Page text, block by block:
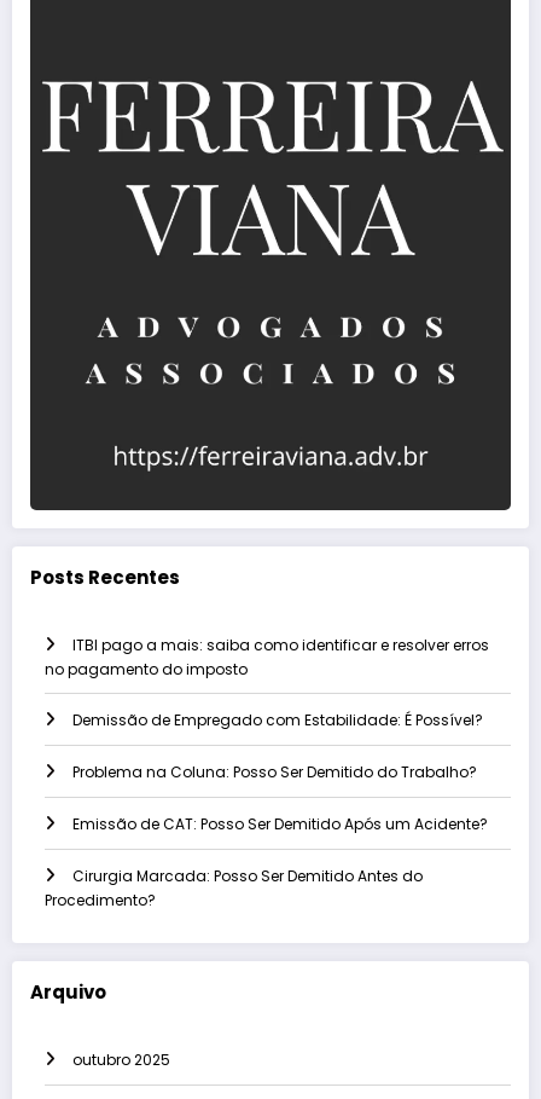
Posts Recentes
ITBI pago a mais: saiba como identificar e resolver erros
no pagamento do imposto
Demissão de Empregado com Estabilidade: É Possível?
Problema na Coluna: Posso Ser Demitido do Trabalho?
Emissão de CAT: Posso Ser Demitido Após um Acidente?
Cirurgia Marcada: Posso Ser Demitido Antes do
Procedimento?
Arquivo
outubro 2025